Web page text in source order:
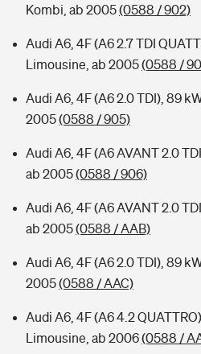
Kombi, ab 2005(0588 / 902)
Audi A6, 4F (A6 2.7 TDI
Limousine, ab 2005(0588 /
Audi A6, 4F (A6 2.0 TDI), 89
2005(0588 / 905)
Audi A6, 4F (A6 AVANT 2.0
ab 2005(0588 / 906)
Audi A6, 4F (A6 AVANT 2.0
ab 2005(0588 / AAB)
Audi A6, 4F (A6 2.0 TDI), 89
2005(0588 / AAC)
Audi A6, 4F (A6 4.2
Limousine, ab 2006(0588 /